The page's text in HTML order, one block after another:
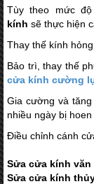
Tùy theo mức
kính sẽ thực hiện
Thay thế kính
Bảo trì, thay thế
cửa kính cường
Gia cường và
nhiều ngày bị hoen
Điều chỉnh cánh
Sửa cửa kính văn
Sửa cửa kính